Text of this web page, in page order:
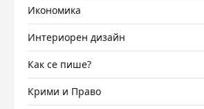
Икономика
Интериорен дизайн
Как се пише?
Крими и Право